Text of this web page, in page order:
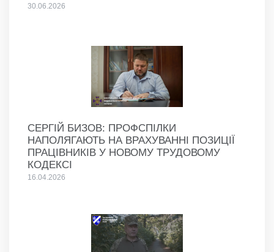
30.06.2026
СЕРГІЙ БИЗОВ: ПРОФСПІЛКИ
НАПОЛЯГАЮТЬ НА ВРАХУВАННІ ПОЗИЦІЇ
ПРАЦІВНИКІВ У НОВОМУ ТРУДОВОМУ
КОДЕКСІ
16.04.2026